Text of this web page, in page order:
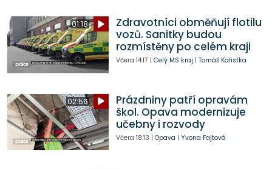
01:18
Zdravotníci obměňují flotilu
vozů. Sanitky budou
rozmístěny po celém kraji
Včera 14:17 | Celý MS kraj | Tomáš Kořistka
02:56
Prázdniny patří opravám
škol. Opava modernizuje
učebny i rozvody
Včera 18:13 | Opava | Yvona Fajtová